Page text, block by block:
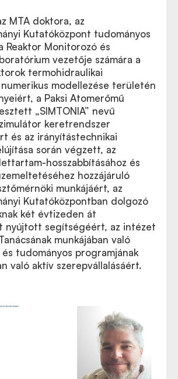
MTA doktora, az
Kutatóközpont tudományos
Reaktor Monitorozó és
vezetője számára a
termohidraulikai
modellezése területén
a Paksi Atomerőmű
„SIMTONIA” nevű
keretrendszer
és az irányítástechnikai
során végzett, az
hosszabbításához és
hozzájáruló
munkájáért, az
Kutatóközpontban dolgozó
két évtizeden át
nyújtott segítségéért, az intézet
munkájában való
tudományos programjának
való aktív szerepvállalásáért.